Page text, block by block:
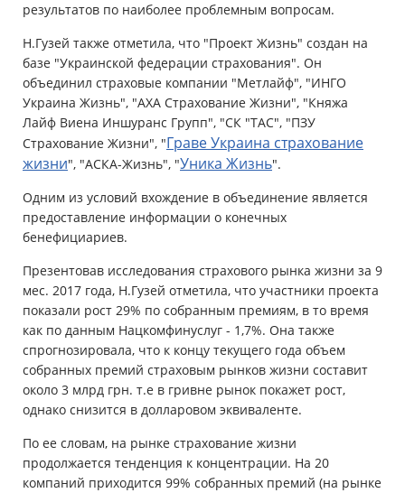
результатов по наиболее проблемным вопросам.
Н.Гузей также отметила, что "Проект Жизнь" создан на
базе "Украинской федерации страхования". Он
объединил страховые компании "Метлайф", "ИНГО
Украина Жизнь", "АХА Страхование Жизни", "Княжа
Лайф Виена Иншуранс Групп", "СК "ТАС", "ПЗУ
Страхование Жизни", "Граве Украина страхование
жизни", "АСКА-Жизнь", "Уника Жизнь".
Одним из условий вхождение в объединение является
предоставление информации о конечных
бенефициариев.
Презентовав исследования страхового рынка жизни за 9
мес. 2017 года, Н.Гузей отметила, что участники проекта
показали рост 29% по собранным премиям, в то время
как по данным Нацкомфинуслуг - 1,7%. Она также
спрогнозировала, что к концу текущего года объем
собранных премий страховым рынков жизни составит
около 3 млрд грн. т.е в гривне рынок покажет рост,
однако снизится в долларовом эквиваленте.
По ее словам, на рынке страхование жизни
продолжается тенденция к концентрации. На 20
компаний приходится 99% собранных премий (на рынке